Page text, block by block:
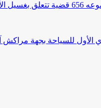
الأول للسياحة بجهة